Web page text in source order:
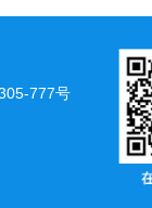
777号